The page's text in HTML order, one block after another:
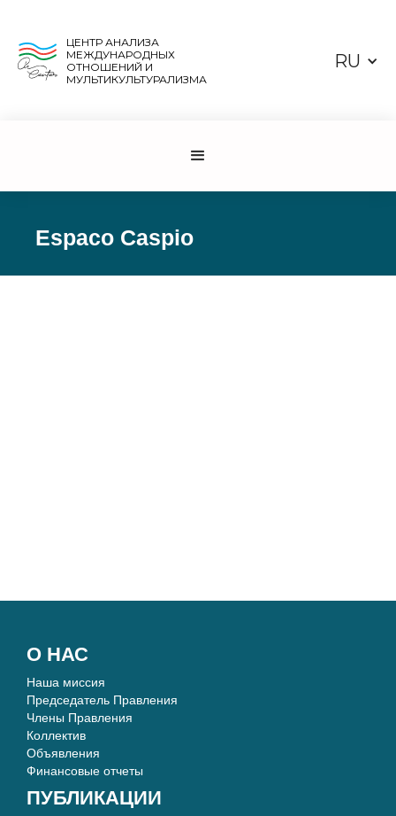
ЦЕНТР АНАЛИЗА
МЕЖДУНАРОДНЫХ
ОТНОШЕНИЙ И
МУЛЬТИКУЛЬТУРАЛИЗМА
RU
Espaco Caspio
О НАС
Наша миссия
Председатель Правления
Члены Правления
Коллектив
Объявления
Финансовые отчеты
ПУБЛИКАЦИИ